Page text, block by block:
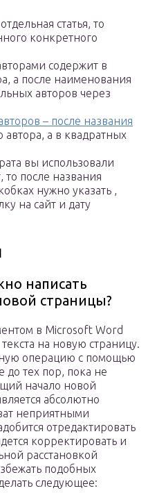
статья, то
конкретного
содержит в
а после наименования
авторов через
– после названия
автора, а в квадратных
вы использовали
то после названия
нужно указать ,
на сайт и дату
написать
страницы?
в Microsoft Word
на новую страницу.
операцию с помощью
тех пор, пока не
начало новой
абсолютно
неприятными
отредактировать
корректировать и
расстановкой
подобных
следующее: